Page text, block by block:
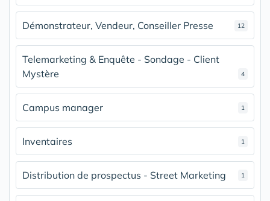
Démonstrateur, Vendeur, Conseiller Presse 12
Telemarketing & Enquête - Sondage - Client
Mystère
4
Campus manager 1
Inventaires 1
Distribution de prospectus - Street Marketing 1